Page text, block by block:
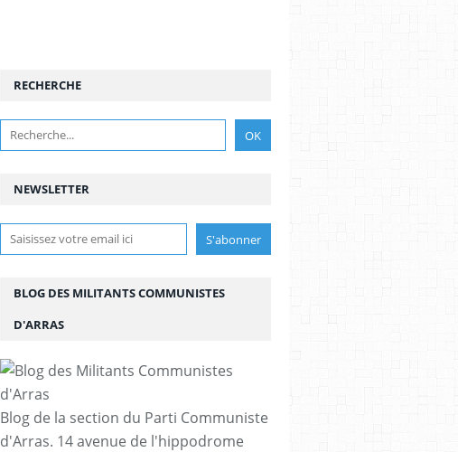
NEWSLETTER
RECHERCHE
BLOG DES MILITANTS COMMUNISTES
D'ARRAS
Blog de la section du Parti Communiste
d'Arras. 14 avenue de l'hippodrome